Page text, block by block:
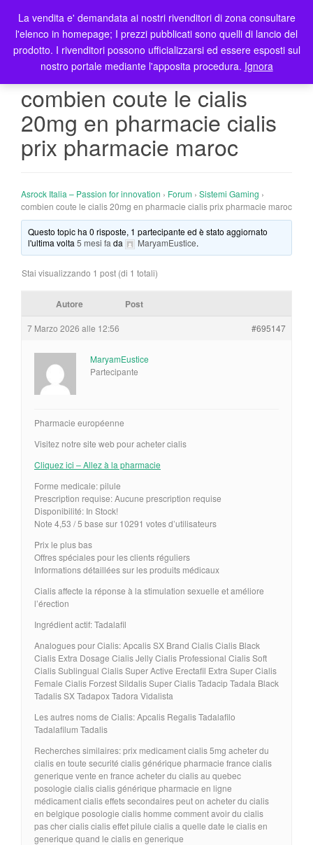
T
o
g
l
t
n
combien coute le cialis
20mg en pharmacie cialis
prix pharmacie maroc
Asrock Italia – Passion for innovation › Forum › Sistemi Gaming ›
combien coute le cialis 20mg en pharmacie cialis prix pharmacie maroc
Questo topic ha 0 risposte, 1 partecipante ed è stato aggiornato
l'ultima volta5 mesi fa da MaryamEustice.
Stai visualizzando 1 post (di 1 totali)
Autore Post
7 Marzo 2026 alle 12:56 #695147
MaryamEustice
Partecipante
Pharmacie européenne
Visitez notre site web pour acheter cialis
Cliquez ici – Allez à la pharmacie
Forme medicale: pilule
Prescription requise: Aucune prescription requise
Disponibilité: In Stock!
Note 4,53 / 5 base sur 10291 votes d’utilisateurs
Prix le plus bas
Offres spéciales pour les clients réguliers
Informations détaillées sur les produits médicaux
Cialis affecte la réponse à la stimulation sexuelle et améliore
l’érection
Ingrédient actif: Tadalafil
Analogues pour Cialis: Apcalis SX Brand Cialis Cialis Black
Cialis Extra Dosage Cialis Jelly Cialis Professional Cialis Soft
Cialis Sublingual Cialis Super Active Erectafil Extra Super Cialis
Female Cialis Forzest Sildalis Super Cialis Tadacip Tadala Black
Tadalis SX Tadapox Tadora Vidalista
Les autres noms de Cialis: Apcalis Regalis Tadalafilo
Tadalafilum Tadalis
Recherches similaires: prix medicament cialis 5mg acheter du
cialis en toute securité cialis générique pharmacie france cialis
generique vente en france acheter du cialis au quebec
posologie cialis cialis générique pharmacie en ligne
médicament cialis effets secondaires peut on acheter du cialis
en belgique posologie cialis homme comment avoir du cialis
pas cher cialis cialis effet pilule cialis a quelle date le cialis en
generique quand le cialis en generique
La vendita e' demandata ai nostri rivenditori di zona consultare
l'elenco in homepage; I prezzi pubblicati sono quelli di lancio del
prodotto. I rivenditori possono ufficializzarsi ed essere esposti sul
nostro portale mediante l'apposita procedura. Ignora